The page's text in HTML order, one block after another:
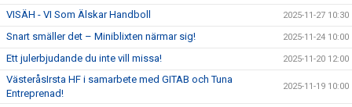
VISÄH - VI Som Älskar Handboll 2025-11-27 10:30
Snart smäller det – Miniblixten närmar sig! 2025-11-24 10:00
Ett julerbjudande du inte vill missa! 2025-11-20 12:00
VästeråsIrsta HF i samarbete med GITAB och Tuna
Entreprenad!
2025-11-19 10:00